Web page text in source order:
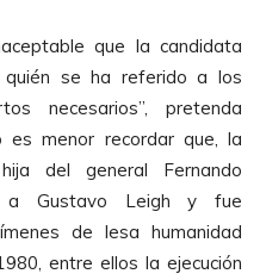
que la candidata
quién se ha referido a los
necesarios”, pretenda
es menor recordar que, la
del general Fernando
a Gustavo Leigh y fue
de lesa humanidad
entre ellos la ejecución